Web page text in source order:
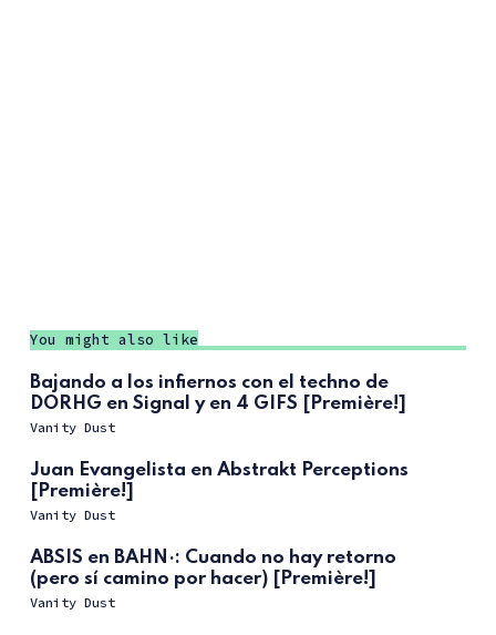
You might also like
Bajando a los infiernos con el techno de
DORHG en Signal y en 4 GIFS [Première!]
Vanity Dust
Juan Evangelista en Abstrakt Perceptions
[Première!]
Vanity Dust
ABSIS en BAHN·: Cuando no hay retorno
(pero sí camino por hacer) [Première!]
Vanity Dust